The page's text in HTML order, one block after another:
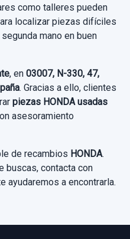
como talleres pueden
localizar piezas difíciles
mano en buen
, en 03007, N-330, 47,
. Gracias a ello, clientes
piezas HONDA usadas
asesoramiento
de recambios HONDA.
buscas, contacta con
ayudaremos a encontrarla.